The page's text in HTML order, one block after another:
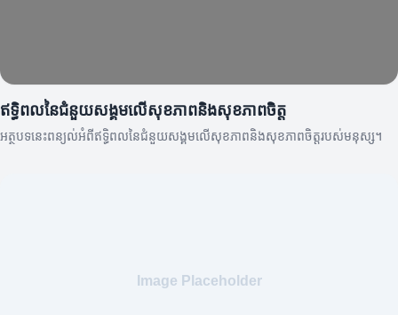
ឥទ្ធិពលនៃជំនួយសង្គមលើសុខភាពនិងសុខភាពចិត្ត
អត្ថបទនេះពន្យល់អំពីឥទ្ធិពលនៃជំនួយសង្គមលើសុខភាពនិងសុខភាពចិត្តរបស់មនុស្ស។